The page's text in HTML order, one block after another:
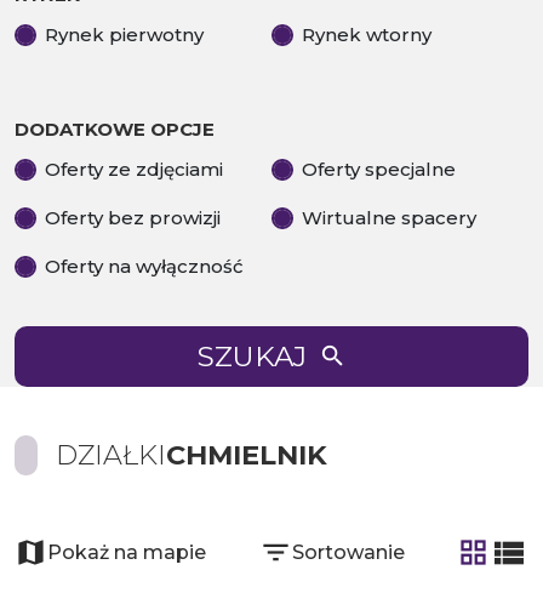
Rynek pierwotny
Rynek wtorny
DODATKOWE OPCJE
Oferty ze zdjęciami
Oferty specjalne
Oferty bez prowizji Wirtualne spacery
Oferty na wyłączność
SZUKAJ
DZIAŁKICHMIELNIK
Pokaż na mapie Sortowanie
tabela